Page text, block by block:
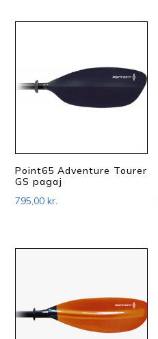
Point65 Adventure Tourer
GS pagaj
795,00kr.